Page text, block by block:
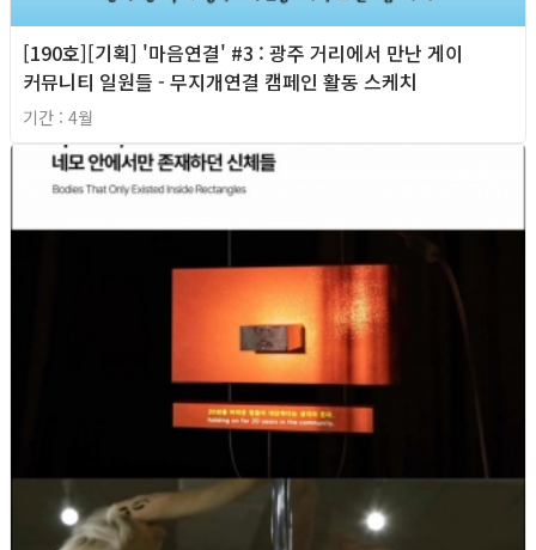
[190호][기획] '마음연결' #3 : 광주 거리에서 만난 게이
커뮤니티 일원들 - 무지개연결 캠페인 활동 스케치
기간 : 4월